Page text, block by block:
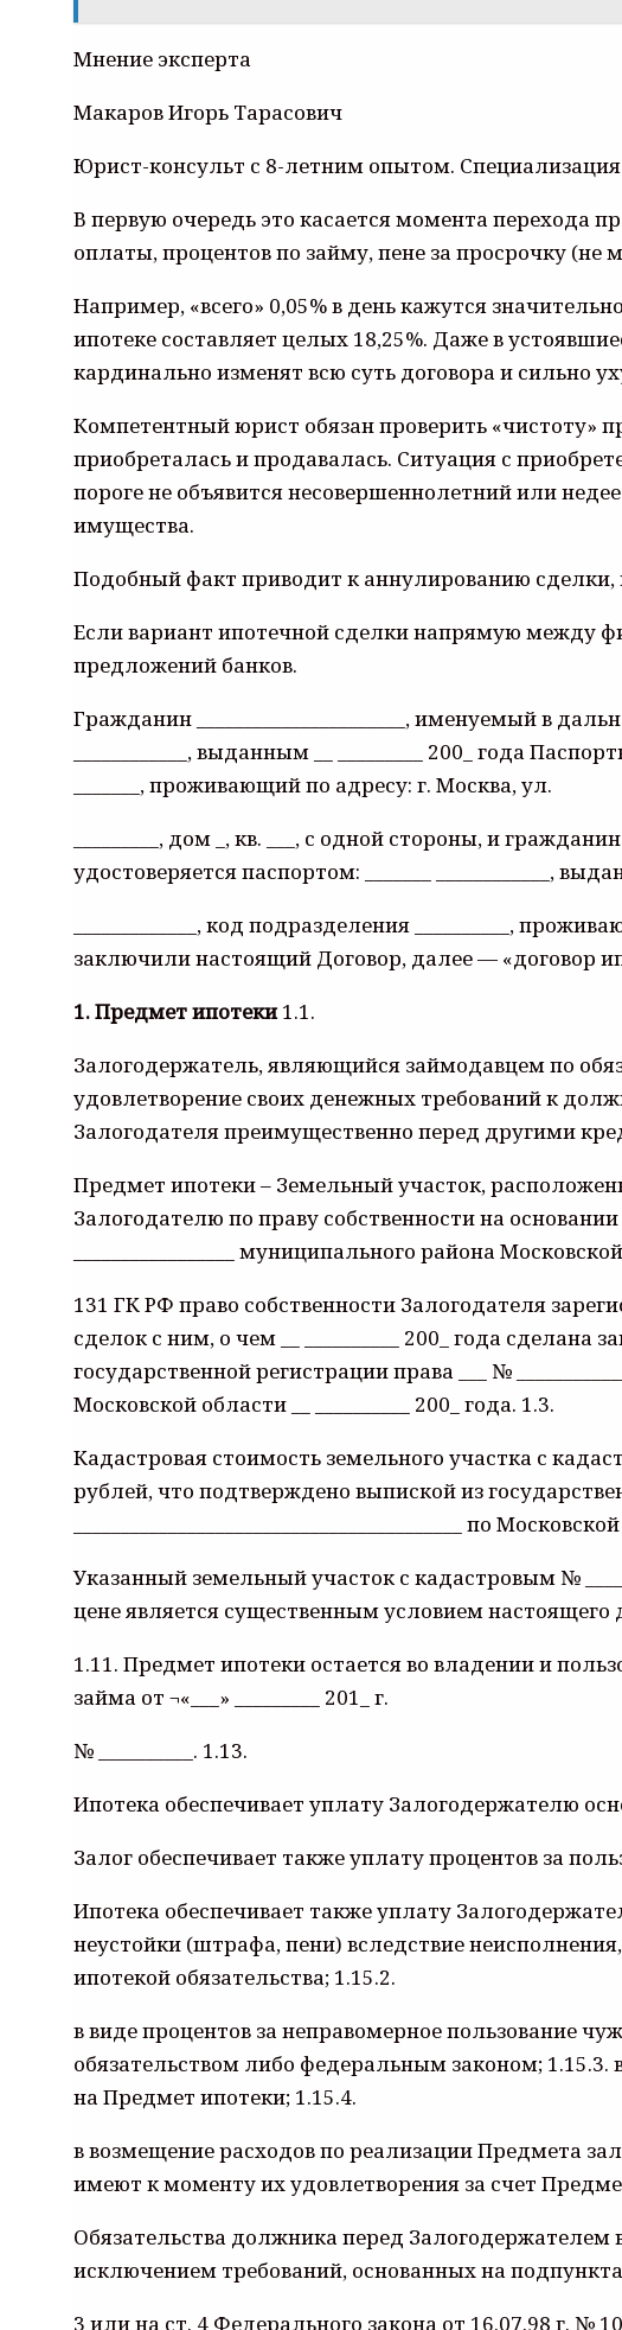
Мнение эксперта
Макаров Игорь Тарасович
Юрист-консульт с 8-летним опытом.
В первую очередь это касается момента перехода
оплаты, процентов по займу, пене за просрочку
Например, «всего» 0,05% в день кажутся
ипотеке составляет целых 18,25%. Даже в
кардинально изменят всю суть договора и сильно
Компетентный юрист обязан проверить «чистоту»
приобреталась и продавалась. Ситуация с
пороге не объявится несовершеннолетний или
имущества.
Подобный факт приводит к аннулированию сделки,
Если вариант ипотечной сделки напрямую между
предложений банков.
Гражданин ______________________, именуемый в
____________, выданным __ _________ 200_ года
_______, проживающий по адресу: г. Москва, ул.
_________, дом _, кв. ___, с одной стороны, и
удостоверяется паспортом: _______ ____________,
_____________, код подразделения __________,
заключили настоящий Договор, далее — «договор
1. Предмет ипотеки1.1.
Залогодержатель, являющийся займодавцем по
удовлетворение своих денежных требований к
Залогодателя преимущественно перед другими
Предмет ипотеки – Земельный участок,
Залогодателю по праву собственности на
_________________ муниципального района
131 ГК РФ право собственности Залогодателя
сделок с ним, о чем __ __________ 200_ года сделана
государственной регистрации права ___ №
Московской области __ __________ 200_ года. 1.3.
Кадастровая стоимость земельного участка с
рублей, что подтверждено выпиской из
_________________________________________ по
Указанный земельный участок с кадастровым №
цене является существенным условием настоящего
1.11. Предмет ипотеки остается во владении и
займа от ¬«___» _________ 201_ г.
№ __________. 1.13.
Ипотека обеспечивает уплату Залогодержателю
Залог обеспечивает также уплату процентов за
Ипотека обеспечивает также уплату
неустойки (штрафа, пени) вследствие
ипотекой обязательства; 1.15.2.
в виде процентов за неправомерное пользование
обязательством либо федеральным законом;
на Предмет ипотеки; 1.15.4.
в возмещение расходов по реализации Предмета
имеют к моменту их удовлетворения за счет
Обязательства должника перед
исключением требований, основанных на
3 или на ст. 4 Федерального закона от 16.07.98 г. №